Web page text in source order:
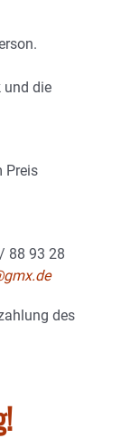
und die
Preis
88 93 28
des